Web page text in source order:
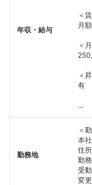
年収・給与
＜
月
＜
＜
有
...
勤務地
＜
本社
住
勤
受
変